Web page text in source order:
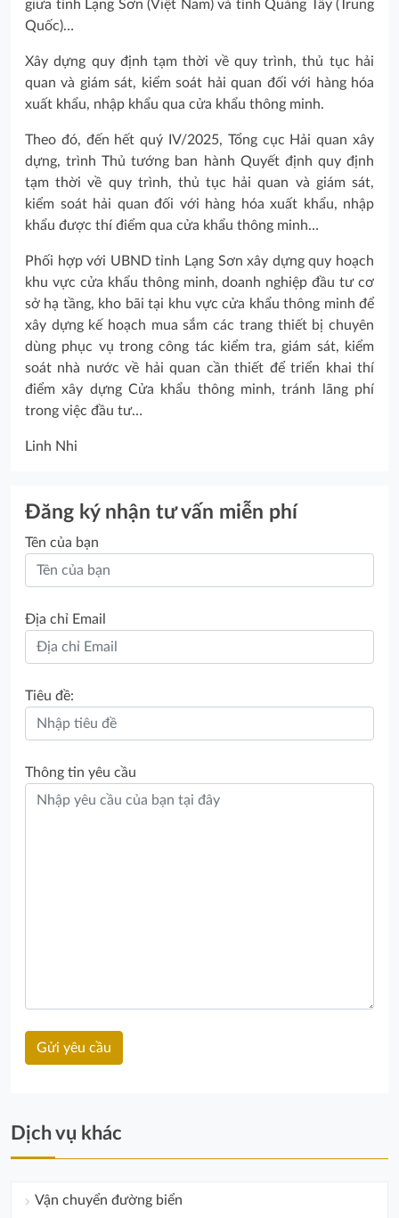
giữa tỉnh Lạng Sơn (Việt Nam) và tỉnh Quảng Tây (Trung
Quốc)…
Xây dựng quy định tạm thời về quy trình, thủ tục hải
quan và giám sát, kiểm soát hải quan đối với hàng hóa
xuất khẩu, nhập khẩu qua cửa khẩu thông minh.
Theo đó, đến hết quý IV/2025, Tổng cục Hải quan xây
dựng, trình Thủ tướng ban hành Quyết định quy định
tạm thời về quy trình, thủ tục hải quan và giám sát,
kiểm soát hải quan đối với hàng hóa xuất khẩu, nhập
khẩu được thí điểm qua cửa khẩu thông minh…
Phối hợp với UBND tỉnh Lạng Sơn xây dựng quy hoạch
khu vực cửa khẩu thông minh, doanh nghiệp đầu tư cơ
sở hạ tầng, kho bãi tại khu vực cửa khẩu thông minh để
xây dựng kế hoạch mua sắm các trang thiết bị chuyên
dùng phục vụ trong công tác kiểm tra, giám sát, kiểm
soát nhà nước về hải quan cần thiết để triển khai thí
điểm xây dựng Cửa khẩu thông minh, tránh lãng phí
trong việc đầu tư…
Linh Nhi
Đăng ký nhận tư vấn miễn phí
Tên của bạn
Địa chỉ Email
Tiêu đề:
Thông tin yêu cầu
Dịch vụ khác
Vận chuyển đường biển